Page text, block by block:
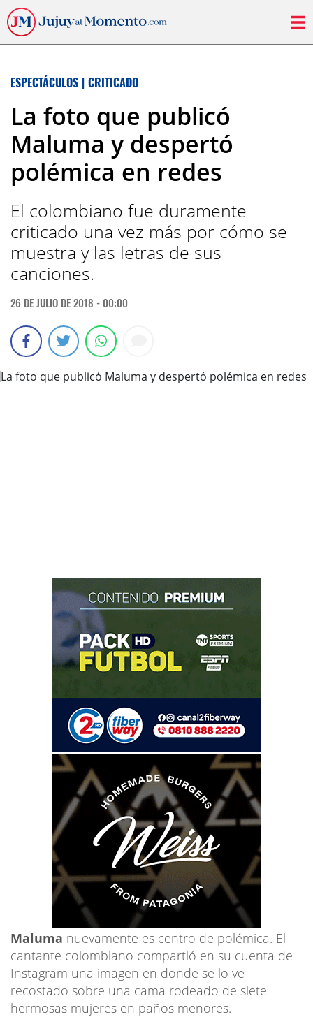
ESPECTÁCULOS | CRITICADO
La foto que publicó
Maluma y despertó
polémica en redes
El colombiano fue duramente
criticado una vez más por cómo se
muestra y las letras de sus
canciones.
26 DE JULIO DE 2018 - 00:00
Maluma nuevamente es centro de polémica. El
cantante colombiano compartió en su cuenta de
Instagram una imagen en donde se lo ve
recostado sobre una cama rodeado de siete
hermosas mujeres en paños menores.